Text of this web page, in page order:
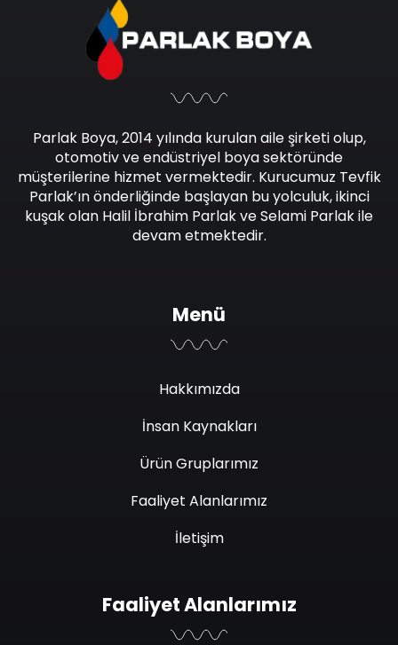
Parlak Boya, 2014 yılında kurulan aile şirketi olup,
otomotiv ve endüstriyel boya sektöründe
müşterilerine hizmet vermektedir. Kurucumuz Tevfik
Parlak’ın önderliğinde başlayan bu yolculuk, ikinci
kuşak olan Halil İbrahim Parlak ve Selami Parlak ile
devam etmektedir.
Menü
Hakkımızda
İnsan Kaynakları
Ürün Gruplarımız
Faaliyet Alanlarımız
İletişim
Faaliyet Alanlarımız